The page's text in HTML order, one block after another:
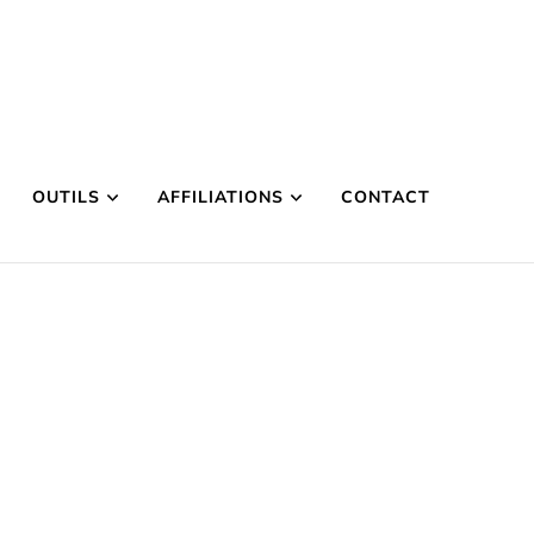
OUTILS AFFILIATIONS CONTACT